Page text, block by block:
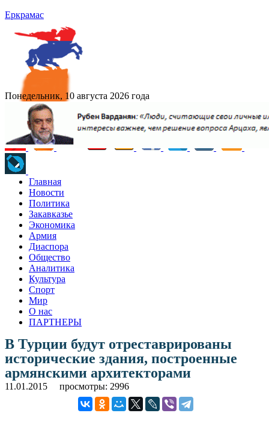
Еркрамас
Понедельник, 10 августа 2026 года
Главная
Новости
Политика
Закавказье
Экономика
Армия
Диаспора
Общество
Аналитика
Культура
Спорт
Мир
О нас
ПАРТНЕРЫ
В Турции будут отреставрированы
исторические здания, построенные
армянскими архитекторами
11.01.2015 просмотры: 2996